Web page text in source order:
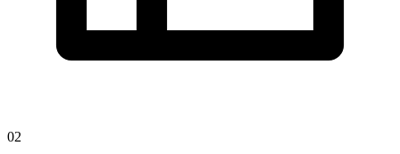
02